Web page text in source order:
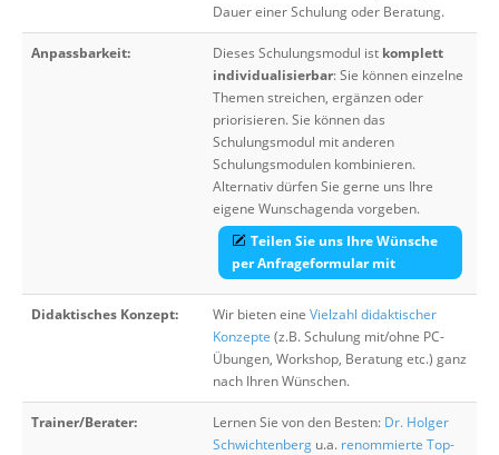
Dauer einer Schulung oder Beratung.
Anpassbarkeit: Dieses Schulungsmodul ist komplett
individualisierbar: Sie können einzelne
Themen streichen, ergänzen oder
priorisieren. Sie können das
Schulungsmodul mit anderen
Schulungsmodulen kombinieren.
Alternativ dürfen Sie gerne uns Ihre
eigene Wunschagenda vorgeben.
Teilen Sie uns Ihre Wünsche
per Anfrageformular mit
Didaktisches Konzept: Wir bieten eine Vielzahl didaktischer
Konzepte (z.B. Schulung mit/ohne PC-
Übungen, Workshop, Beratung etc.) ganz
nach Ihren Wünschen.
Trainer/Berater: Lernen Sie von den Besten: Dr. Holger
Schwichtenberg u.a. renommierte Top-